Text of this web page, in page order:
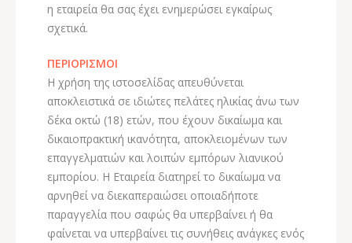
η εταιρεία θα σας έχει ενημερώσει εγκαίρως
σχετικά.
ΠΕΡΙΟΡΙΣΜΟΙ
Η χρήση της ιστοσελίδας απευθύνεται
αποκλειστικά σε ιδιώτες πελάτες ηλικίας άνω των
δέκα οκτώ (18) ετών, που έχουν δικαίωμα και
δικαιοπρακτική ικανότητα, αποκλειομένων των
επαγγελματιών και λοιπών εμπόρων λιανικού
εμπορίου. Η Εταιρεία διατηρεί το δικαίωμα να
αρνηθεί να διεκαπεραιώσει οποιαδήποτε
παραγγελία που σαφώς θα υπερβαίνει ή θα
φαίνεται να υπερβαίνει τις συνήθεις ανάγκες ενός